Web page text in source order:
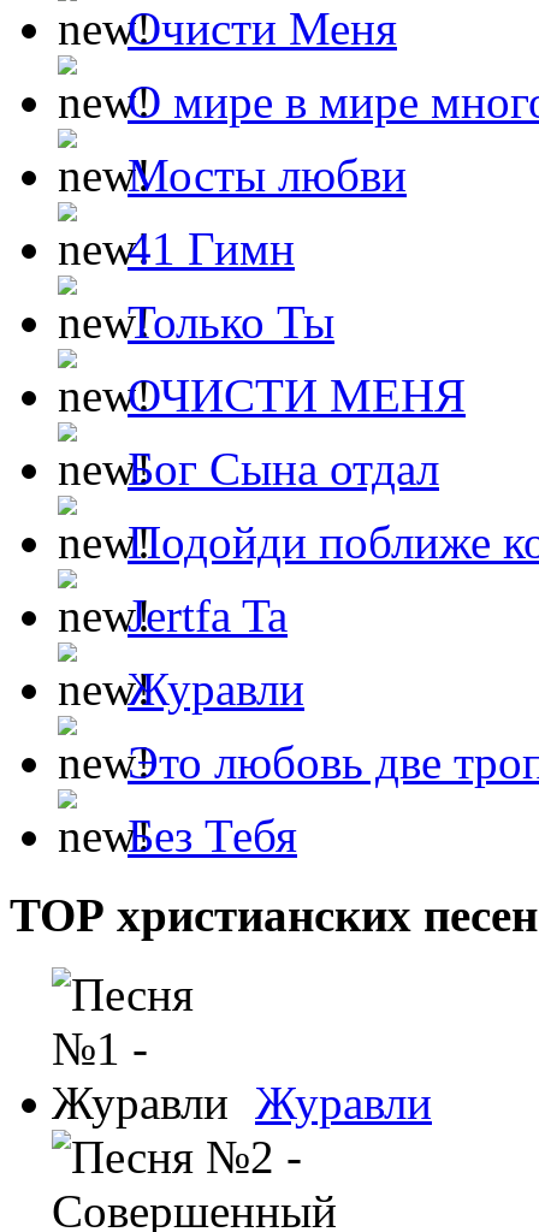
Очисти Меня
О мире в мире
Мосты любви
41 Гимн
Только Ты
ОЧИСТИ МЕНЯ
Бог Сына отдал
Подойди поближе
Jertfa Ta
Журавли
Это любовь две
Без Тебя
ТОР христианских песен
Журавли